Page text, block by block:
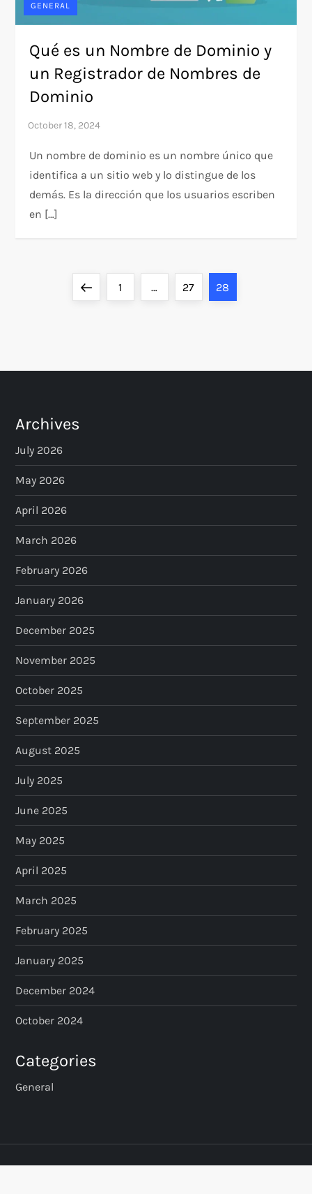
GENERAL
Qué es un Nombre de Dominio y
un Registrador de Nombres de
Dominio
Un nombre de dominio es un nombre único que
identifica a un sitio web y lo distingue de los
demás. Es la dirección que los usuarios escriben
en […]
s
p
a
g
i
n
a
t
i
o
n
PreviousPage
1 … Page
27 Page
28
Archives
July 2026
May 2026
April 2026
March 2026
February 2026
January 2026
December 2025
November 2025
October 2025
September 2025
August 2025
July 2025
June 2025
May 2025
April 2025
March 2025
February 2025
January 2025
December 2024
October 2024
Categories
General